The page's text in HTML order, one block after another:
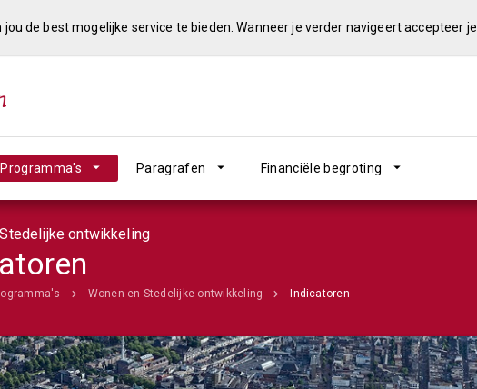
Programma's Paragrafen Financiële begroting
ontwikkeling
Wonen en Stedelijke ontwikkeling Indicatoren
jou de best mogelijke service te bieden. Wanneer je verder navigeert accepteer je